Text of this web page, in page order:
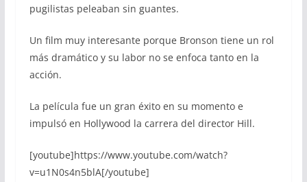
pugilistas peleaban sin guantes.
Un film muy interesante porque Bronson tiene un rol
más dramático y su labor no se enfoca tanto en la
acción.
La película fue un gran éxito en su momento e
impulsó en Hollywood la carrera del director Hill.
[youtube]https://www.youtube.com/watch?
v=u1N0s4n5blA[/youtube]